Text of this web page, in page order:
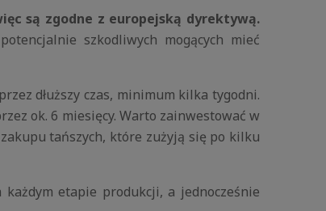
są zgodne z europejską dyrektywą.
szkodliwych mogących mieć
dłuższy czas, minimum kilka tygodni.
ok. 6 miesięcy. Warto zainwestować w
tańszych, które zużyją się po kilku
etapie produkcji, a jednocześnie